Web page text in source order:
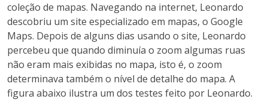
coleção de mapas. Navegando na internet, Leonardo
descobriu um site especializado em mapas, o Google
Maps. Depois de alguns dias usando o site, Leonardo
percebeu que quando diminuía o zoom algumas ruas
não eram mais exibidas no mapa, isto é, o zoom
determinava também o nível de detalhe do mapa. A
figura abaixo ilustra um dos testes feito por Leonardo.